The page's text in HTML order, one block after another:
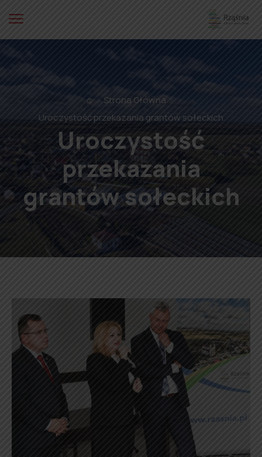
⌂
Strona Główna
Uroczystość przekazania grantów sołeckich
Uroczystość
przekazania
grantów sołeckich